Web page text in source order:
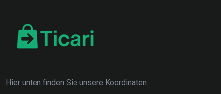
Hier unten finden Sie unsere Koordinaten: